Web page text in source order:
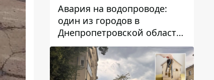
Авария на водопроводе:
один из городов в
Днепропетровской области
остался без воды